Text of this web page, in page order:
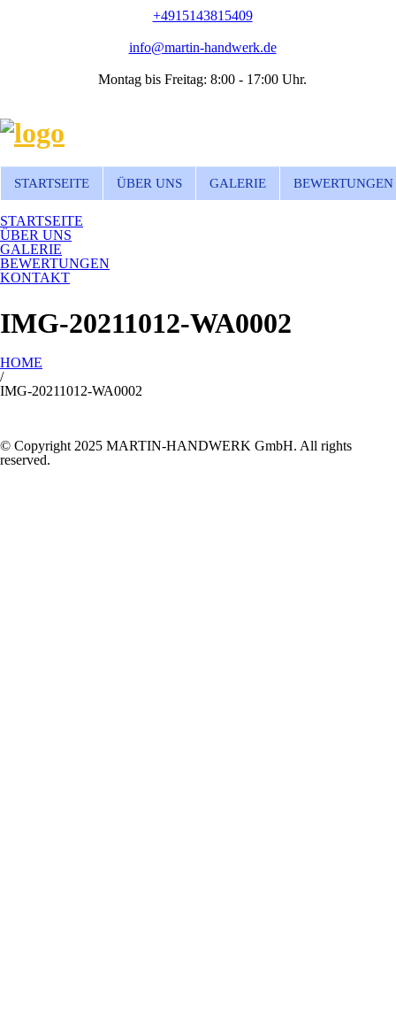
+4915143815409
info@martin-handwerk.de
Montag bis Freitag: 8:00 - 17:00 Uhr.
STARTSEITE ÜBER UNS GALERIE BEWERTUNGEN
STARTSEITE
ÜBER UNS
GALERIE
BEWERTUNGEN
KONTAKT
IMG-20211012-WA0002
HOME
/
IMG-20211012-WA0002
© Copyright 2025 MARTIN-HANDWERK GmbH. All rights
reserved.